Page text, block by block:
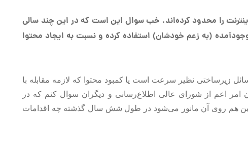
را محدود کرده‌اند. خب سوال این است که در این چند سالی
(به زعم خودشان) استفاده کرده و نسبت به ایجاد محتوا
زیرساختی نظیر سرعت است یا کمبود محتوا که لازمه مقابله با
اعم از شورای عالی اطلاع‌رسانی و دیگران سوال کنم که در
هم روی آن مانور می‌شود در طول شش سال گذشته چه اقدامات